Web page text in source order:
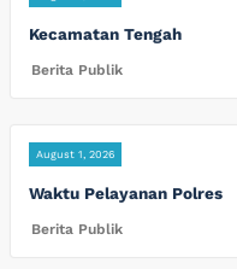
Kecamatan Tengah
Berita Publik
August 1, 2026
Waktu Pelayanan Polres
Berita Publik